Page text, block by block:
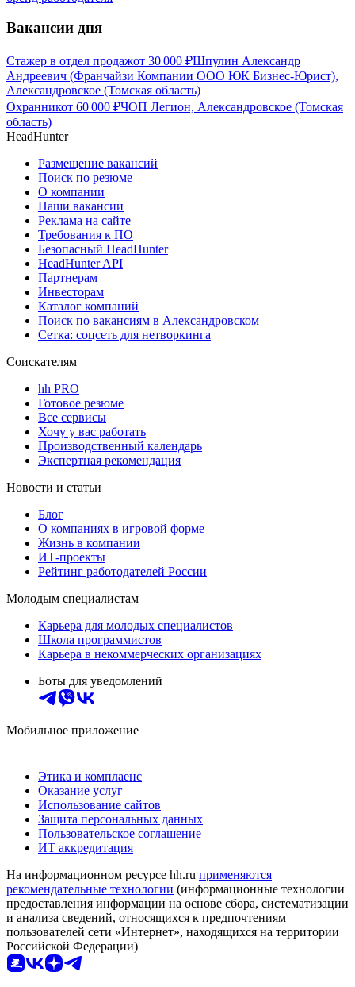
Вакансии дня
Стажер в отдел продажот 30 000 ₽Шпулин Александр
Андреевич (Франчайзи Компании ООО ЮК Бизнес-Юрист),
Александровское (Томская область)
Охранникот 60 000 ₽ЧОП Легион, Александровское (Томская
область)
HeadHunter
Размещение вакансий
Поиск по резюме
О компании
Наши вакансии
Реклама на сайте
Требования к ПО
Безопасный HeadHunter
HeadHunter API
Партнерам
Инвесторам
Каталог компаний
Поиск по вакансиям в Александровском
Сетка: соцсеть для нетворкинга
Соискателям
hh PRO
Готовое резюме
Все сервисы
Хочу у вас работать
Производственный календарь
Экспертная рекомендация
Новости и статьи
Блог
О компаниях в игровой форме
Жизнь в компании
ИТ-проекты
Рейтинг работодателей России
Молодым специалистам
Карьера для молодых специалистов
Школа программистов
Карьера в некоммерческих организациях
Боты для уведомлений
Мобильное приложение
Этика и комплаенс
Оказание услуг
Использование сайтов
Защита персональных данных
Пользовательское соглашение
ИТ аккредитация
На информационном ресурсе hh.ru применяются
рекомендательные технологии (информационные технологии
предоставления информации на основе сбора, систематизации
и анализа сведений, относящихся к предпочтениям
пользователей сети «Интернет», находящихся на территории
Российской Федерации)